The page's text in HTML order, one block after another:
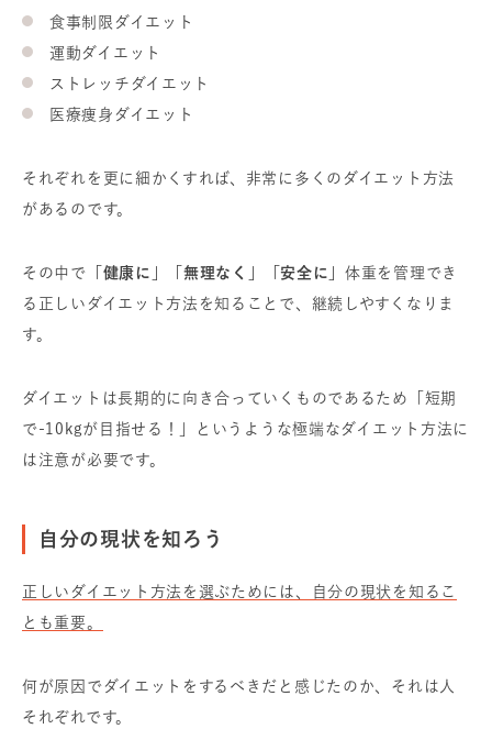
食事制限ダイエット
運動ダイエット
ストレッチダイエット
医療痩身ダイエット
それぞれを更に細かくすれば、非常に多くのダイエット方法
があるのです。
その中で 「健康に」「無理なく」「安全に」体重を管理でき
る正しいダイエット方法を知ることで、継続しやすくなりま
す。
ダイエットは長期的に向き合っていくものであるため「短期
で-10kgが目指せる！」というような極端なダイエット方法に
は注意が必要です。
自分の現状を知ろう
正しいダイエット方法を選ぶためには、自分の現状を知るこ
とも重要。
何が原因でダイエットをするべきだと感じたのか、それは人
それぞれです。